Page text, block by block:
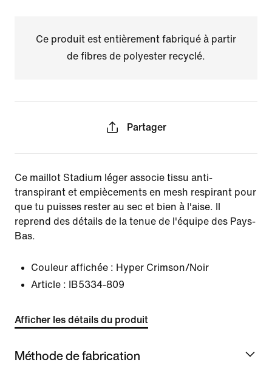
Ce produit est entièrement fabriqué à partir
de fibres de polyester recyclé.
Partager
Ce maillot Stadium léger associe tissu anti-
transpirant et empiècements en mesh respirant pour
que tu puisses rester au sec et bien à l'aise. Il
reprend des détails de la tenue de l'équipe des Pays-
Bas.
Couleur affichée : Hyper Crimson/Noir
Article :
IB5334-809
Afficher les détails du produit
Méthode de fabrication